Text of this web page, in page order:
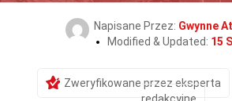
Napisane Przez: Gwynne
Modified & Updated: 15
Zweryfikowane przez eksperta